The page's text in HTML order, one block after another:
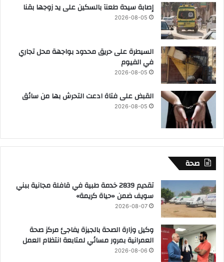
إصابة سيدة طعنآ بالسكين على يد زوجها بقنا
2026-08-05
السيطرة على حريق محدود بواجهة محل تجاري
في الفيوم
2026-08-05
القبض على فتاة ادعت التحرش بها من سائق
2026-08-05
صحة
تقديم 2839 خدمة طبية في قافلة مجانية ببني
سويف ضمن «حياة كريمة»
2026-08-07
وكيل وزارة الصحة بالجيزة يفاجئ مركز صحة
العمرانية بمرور مسائي لمتابعة انتظام العمل
2026-08-06